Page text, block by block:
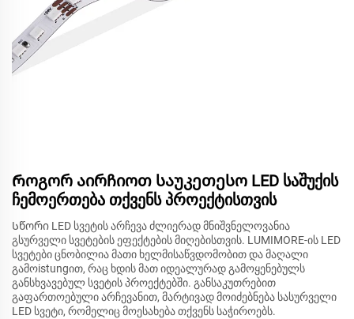
Როგორ აირჩიოთ საუკეთესო LED საშუქის
ჩემოერთება თქვენს პროექტისთვის
Სწორი LED სვეტის არჩევა ძლიერად მნიშვნელოვანია
გსურველი სვეტების ეფექტების მიღებისთვის. LUMIMORE-ის LED
სვეტები ცნობილია მათი ხელმისაწვდომობით და მაღალი
გამოistungით, რაც ხდის მათ იდეალურად გამოყენებულს
განსხვავებულ სვეტის პროექტებში. განსაკუთრებით
გაფართოებული არჩევანით, მარტივად მოიძებნება სასურველი
LED სვეტი, რომელიც მოესახება თქვენს საჭიროებს.